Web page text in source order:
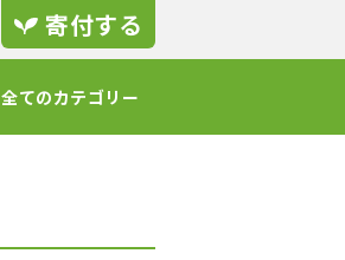
寄付する
全てのカテゴリー